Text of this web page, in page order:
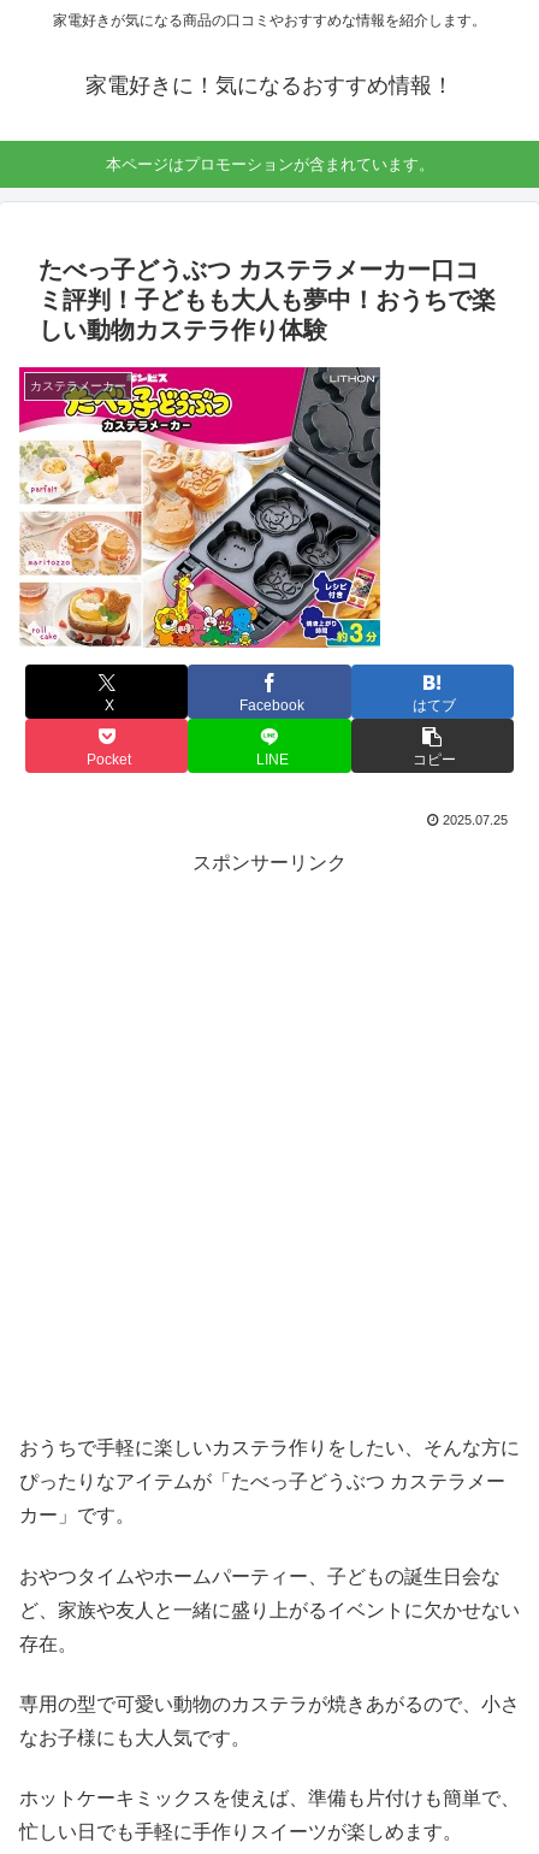
家電好きが気になる商品の口コミやおすすめな情報を紹介します。
家電好きに！気になるおすすめ情報！
本ページはプロモーションが含まれています。
たべっ子どうぶつ カステラメーカー口コ
ミ評判！子どもも大人も夢中！おうちで楽
しい動物カステラ作り体験
カステラメーカー
X Facebook はてブ
Pocket LINE コピー
2025.07.25
スポンサーリンク
おうちで手軽に楽しいカステラ作りをしたい、そんな方に
ぴったりなアイテムが「たべっ子どうぶつ カステラメー
カー」です。
おやつタイムやホームパーティー、子どもの誕生日会な
ど、家族や友人と一緒に盛り上がるイベントに欠かせない
存在。
専用の型で可愛い動物のカステラが焼きあがるので、小さ
なお子様にも大人気です。
ホットケーキミックスを使えば、準備も片付けも簡単で、
忙しい日でも手軽に手作りスイーツが楽しめます。